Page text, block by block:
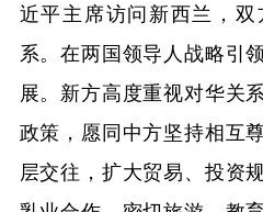
近平主席访问新西兰，
系。在两国领导人战略引
展。新方高度重视对华关
政策，愿同中方坚持相互
层交往，扩大贸易、投资